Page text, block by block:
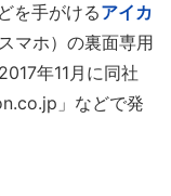
を手がけるアイカ
マホ）の裏面専用
年11月に同社
」などで発